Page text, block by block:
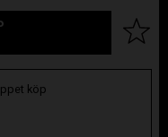
Lägg
köp